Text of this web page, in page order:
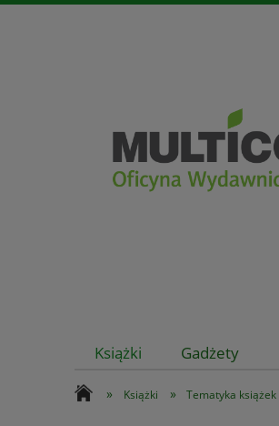
Książki Gadżety
» Książki » Tematyka książek